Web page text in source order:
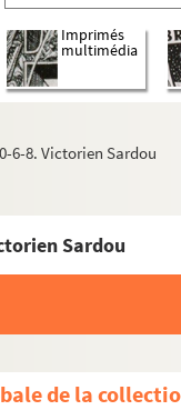
Imprimés
multimédia
6-8. Victorien Sardou
Sardou
de lalettrés dont